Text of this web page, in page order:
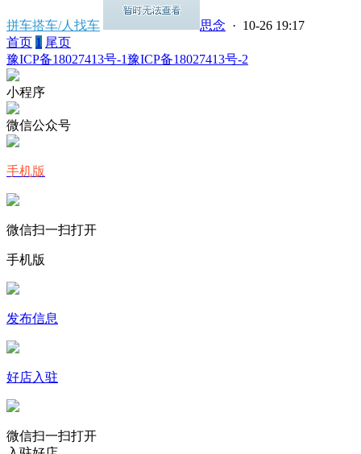
拼车搭车/人找车 思念 · 10-26 19:17
首页 1 尾页
豫ICP备18027413号-1豫ICP备18027413号-2
小程序
微信公众号
手机版
微信扫一扫打开
手机版
发布信息
好店入驻
微信扫一扫打开